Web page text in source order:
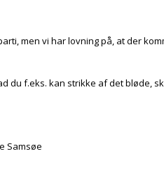
men vi har lovning på, at der
du f.eks. kan strikke af det bløde,
Samsøe